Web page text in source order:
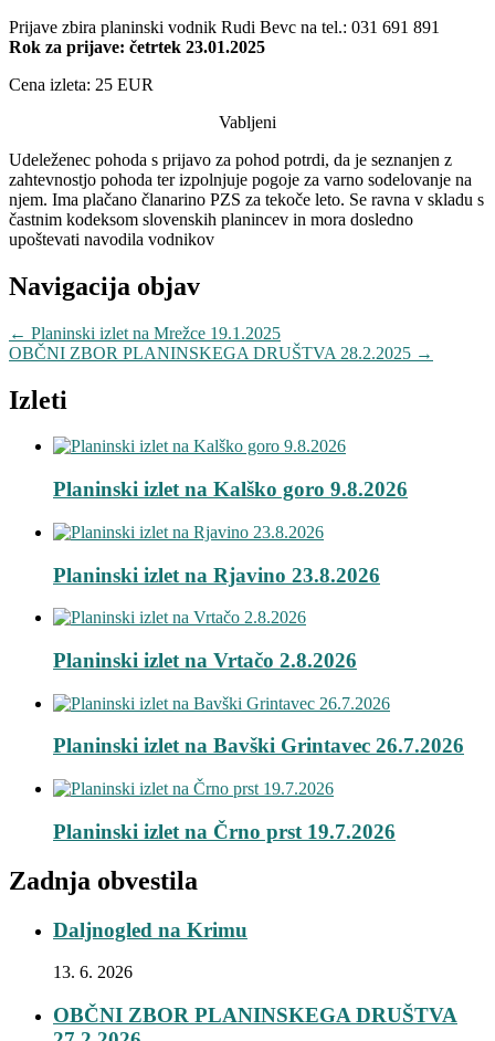
Prijave zbira planinski vodnik Rudi Bevc na tel.: 031 691 891
Rok za prijave: četrtek 23.01.2025
Cena izleta: 25 EUR
Vabljeni
Udeleženec pohoda s prijavo za pohod potrdi, da je seznanjen z
zahtevnostjo pohoda ter izpolnjuje pogoje za varno sodelovanje na
njem. Ima plačano članarino PZS za tekoče leto. Se ravna v skladu s
častnim kodeksom slovenskih planincev in mora dosledno
upoštevati navodila vodnikov
Navigacija objav
← Planinski izlet na Mrežce 19.1.2025
OBČNI ZBOR PLANINSKEGA DRUŠTVA 28.2.2025 →
Izleti
Planinski izlet na Kalško goro 9.8.2026
Planinski izlet na Rjavino 23.8.2026
Planinski izlet na Vrtačo 2.8.2026
Planinski izlet na Bavški Grintavec 26.7.2026
Planinski izlet na Črno prst 19.7.2026
Zadnja obvestila
Daljnogled na Krimu
13. 6. 2026
OBČNI ZBOR PLANINSKEGA DRUŠTVA